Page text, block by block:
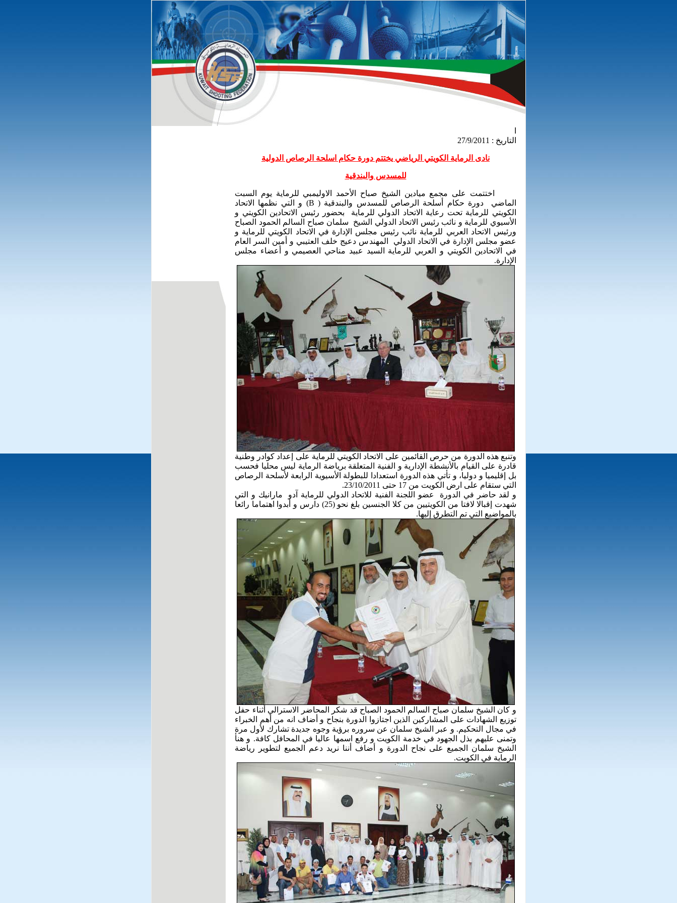
التاريخ : 27/9/2011
نادى الرماية الكويتي الرياضي يختتم دورة حكام اسلحة الرصاص الدولية
للمسدس والبندقية
اختتمت على مجمع ميادين الشيخ صباح الأحمد الاوليمبي للرماية يوم السبت
الماضي دورة حكام أسلحة الرصاص للمسدس والبندقية ( B) و التي نظمها الاتحاد
الكويتي للرماية تحت رعاية الاتحاد الدولي للرماية بحضور رئيس الاتحادين الكويتي و
الأسيوي للرماية و نائب رئيس الاتحاد الدولي الشيخ سلمان صباح السالم الحمود الصباح
ورئيس الاتحاد العربي للرماية نائب رئيس مجلس الإدارة في الاتحاد الكويتي للرماية و
عضو مجلس الإدارة في الاتحاد الدولي المهندس دعيج خلف العتيبي و أمين السر العام
في الاتحادين الكويتي و العربي للرماية السيد عبيد مناحي العصيمي و أعضاء مجلس
الإدارة.
وتنبع هذه الدورة من حرص القائمين على الاتحاد الكويتي للرماية على إعداد كوادر وطنية
قادرة على القيام بالأنشطة الإدارية و الفنية المتعلقة برياضة الرماية ليس محليا فحسب
بل إقليميا و دوليا، و تأتي هذه الدورة استعدادا للبطولة الأسيوية الرابعة لأسلحة الرصاص
التي ستقام على ارض الكويت من 17 حتى 23/10/2011.
و لقد حاضر في الدورة عضو اللجنة الفنية للاتحاد الدولي للرماية آدو مارانيك و التي
شهدت إقبالا لافتا من الكويتيين من كلا الجنسين بلغ نحو (25) دارس و أبدوا اهتماما رائعا
بالمواضيع التي تم التطرق إليها.
و كان الشيخ سلمان صباح السالم الحمود الصباح قد شكر المحاضر الاسترالي أثناء حفل
توزيع الشهادات على المشاركين الذين اجتازوا الدورة بنجاح و أضاف انه من أهم الخبراء
في مجال التحكيم. و عبر الشيخ سلمان عن سروره برؤية وجوه جديدة تشارك لأول مرة
وتمنى عليهم بذل الجهود في خدمة الكويت و رفع اسمها عاليا في المحافل كافة. و هنأ
الشيخ سلمان الجميع على نجاح الدورة و أضاف أننا نريد دعم الجميع لتطوير رياضة
الرماية في الكويت.